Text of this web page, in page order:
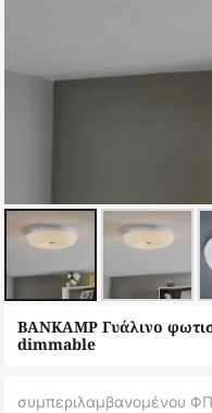
Μετάβαση
στην
της
BANKAMP Γυάλινο
dimmable
συμπεριλαμβανομένου